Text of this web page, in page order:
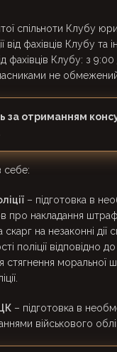
спільноти Клубу
фахівців Клубу та
фахівців Клубу: з
не
за отриманням
себе:
– підготовка в
про накладання
на незаконні дії
поліції відповідно
стягнення моральної
– підготовка в
військового